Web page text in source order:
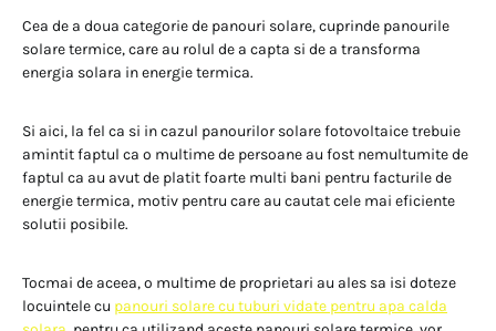
Cea de a doua categorie de panouri solare, cuprinde panourile
solare termice, care au rolul de a capta si de a transforma
energia solara in energie termica.
Si aici, la fel ca si in cazul panourilor solare fotovoltaice trebuie
amintit faptul ca o multime de persoane au fost nemultumite de
faptul ca au avut de platit foarte multi bani pentru facturile de
energie termica, motiv pentru care au cautat cele mai eficiente
solutii posibile.
Tocmai de aceea, o multime de proprietari au ales sa isi doteze
locuintele cu panouri solare cu tuburi vidate pentru apa calda